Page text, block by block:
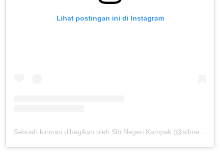
Lihat postingan ini di Instagram
Sebuah kiriman dibagikan oleh Slb Negeri Kampak (@slbnegerikampak)